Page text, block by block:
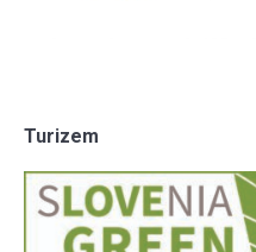
Turizem